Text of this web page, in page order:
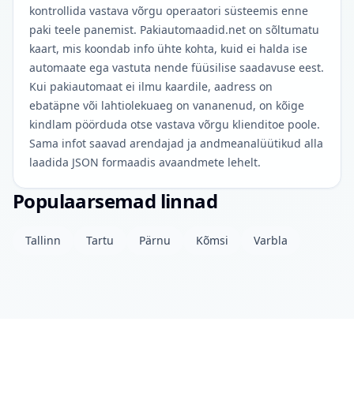
kontrollida vastava võrgu operaatori süsteemis enne
paki teele panemist. Pakiautomaadid.net on sõltumatu
kaart, mis koondab info ühte kohta, kuid ei halda ise
automaate ega vastuta nende füüsilise saadavuse eest.
Kui pakiautomaat ei ilmu kaardile, aadress on
ebatäpne või lahtiolekuaeg on vananenud, on kõige
kindlam pöörduda otse vastava võrgu klienditoe poole.
Sama infot saavad arendajad ja andmeanalüütikud alla
laadida JSON formaadis avaandmete lehelt.
Populaarsemad linnad
Tallinn Tartu Pärnu Kõmsi Varbla